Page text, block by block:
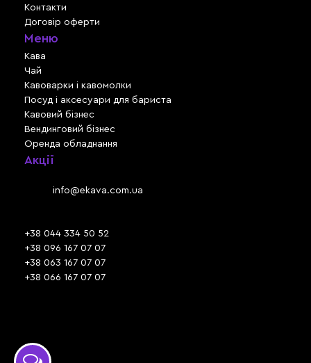
Контакти
Договір оферти
Меню
Кава
Чай
Кавоварки і кавомолки
Посуд і аксесуари для бариста
Кавовий бізнес
Вендинговий бізнес
Оренда обладнання
Акції
info@ekava.com.ua
+38 044 334 50 52
+38 096 167 07 07
+38 063 167 07 07
+38 066 167 07 07